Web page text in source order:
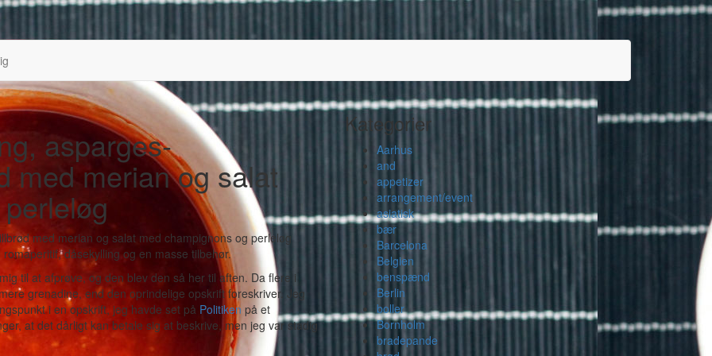
asparges-
med merian og salat
dåsekylling og en masse tilbehør.
til at afprøve, og den blev den så her til aften. Da flere i
grenadine, end den oprindelige opskrift foreskriver. Jeg
i en opskrift, jeg havde set på Politiken på et
at det dårligt kan betale sig at beskrive, men jeg var stadig
Kategorier
Aarhus
and
appetizer
arrangement/event
asiatisk
bær
Barcelona
Belgien
benspænd
Berlin
boller
Bornholm
bradepande